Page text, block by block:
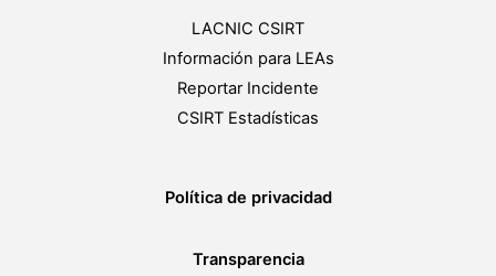
LACNIC CSIRT
Información para LEAs
Reportar Incidente
CSIRT Estadísticas
Política de privacidad
Transparencia